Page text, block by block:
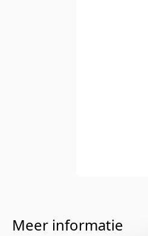
Meer informatie